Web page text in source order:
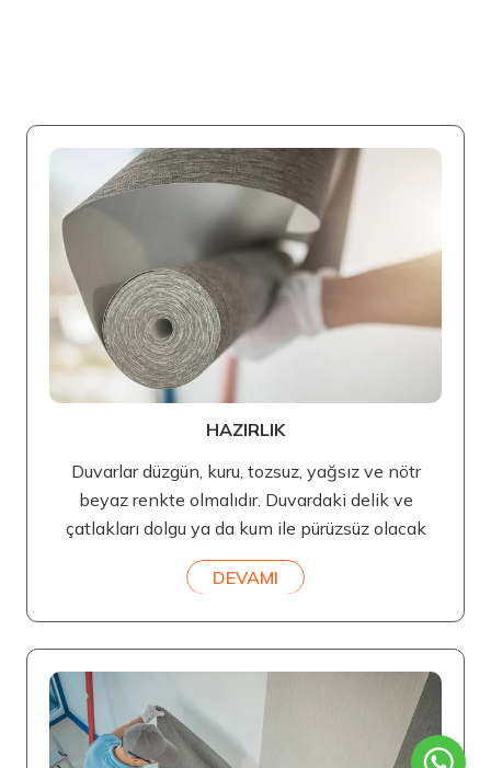
HAZIRLIK
Duvarlar düzgün, kuru, tozsuz, yağsız ve nötr
beyaz renkte olmalıdır. Duvardaki delik ve
çatlakları dolgu ya da kum ile pürüzsüz olacak
DEVAMI